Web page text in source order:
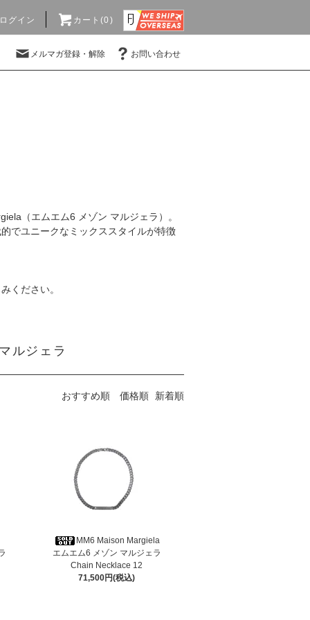
ログイン カート(0)
メルマガ登録・解除 お問い合わせ
（エムエム6 メゾン マルジェラ）。
でユニークなミックススタイルが特徴
ください。
ルジェラ
おすすめ順 価格順 新着順
MM6 Maison Margiela
エムエム6 メゾン マルジェラ
Chain Necklace 12
71,500円(税込)